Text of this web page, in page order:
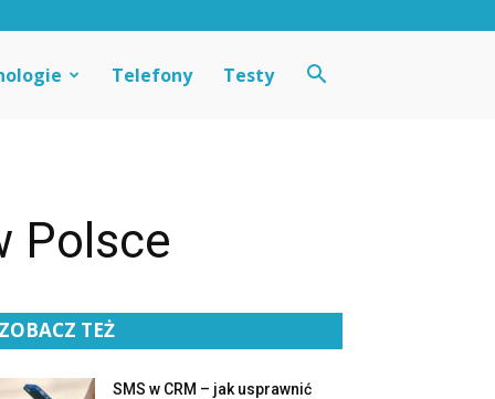
Telefony Testy
Polsce
ZOBACZ TEŻ
SMS w CRM – jak usprawnić